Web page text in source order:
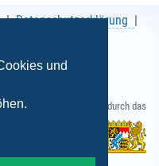
und
Datenschutzerklärung
Gefördert durch das